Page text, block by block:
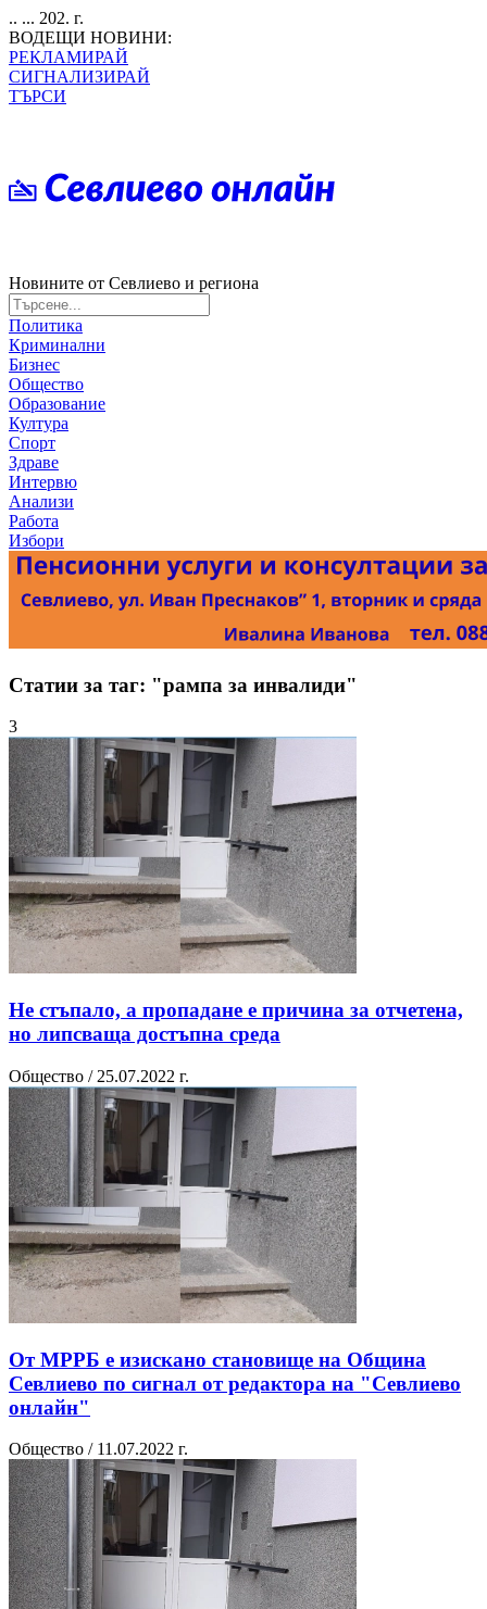
.. ... 202. г.
ВОДЕЩИ НОВИНИ:
РЕКЛАМИРАЙ
СИГНАЛИЗИРАЙ
ТЪРСИ
Новините от Севлиево и региона
Политика
Криминални
Бизнес
Общество
Образование
Култура
Спорт
Здраве
Интервю
Анализи
Работа
Избори
Статии за таг: "рампа за инвалиди"
3
Не стъпало, а пропадане е причина за отчетена,
но липсваща достъпна среда
Общество / 25.07.2022 г.
От МРРБ е изискано становище на Община
Севлиево по сигнал от редактора на "Севлиево
онлайн"
Общество / 11.07.2022 г.